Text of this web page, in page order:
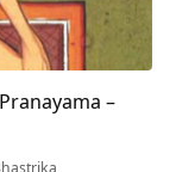
–